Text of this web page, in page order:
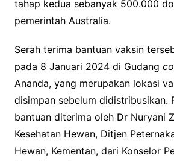
tahap kedua sebanyak 500.000
pemerintah Australia.
Serah terima bantuan vaksin
pada 8 Januari 2024 di Gudang
Ananda, yang merupakan lokasi
disimpan sebelum didistribusikan.
bantuan diterima oleh Dr Nuryani
Kesehatan Hewan, Ditjen
Hewan, Kementan, dari Konselor